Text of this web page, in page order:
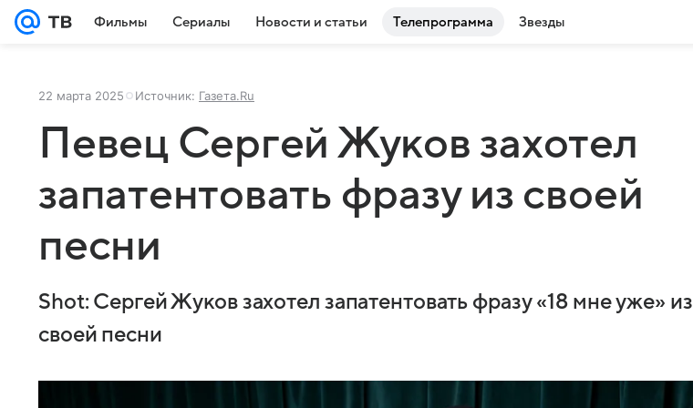
Фильмы Сериалы Новости и статьи Телепрограмма Звезды
22 марта 2025 Источник: Газета.Ru
Певец Сергей Жуков захотел
запатентовать фразу из своей
песни
Shot: Сергей Жуков захотел запатентовать фразу «18 мне уже» из
своей песни